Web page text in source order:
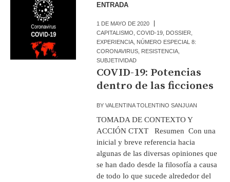
ENTRADA
1 DE MAYO DE 2020
CAPITALISMO ,COVID-19 DOSSIER
EXPERIENCIA NÚMERO ESPECIAL 8:
CORONAVIRUS RESISTENCIA
SUBJETIVIDAD
COVID-19: Potencias
dentro de las ficciones
BYVALENTINA TOLENTINO SANJUAN
TOMADA DE CONTEXTO Y
ACCIÓN CTXT Resumen Con una
inicial y breve referencia hacia
algunas de las diversas opiniones que
se han dado desde la filosofía a causa
de todo lo que sucede alrededor del